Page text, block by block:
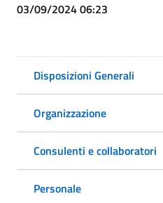
03/09/2024 06:23
Disposizioni Generali
Organizzazione
Consulenti e collaboratori
Personale